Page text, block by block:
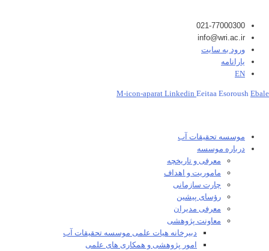
021-77000300
info@wri.ac.ir
ورود به سایت
یارانامه
EN
M-icon-aparat Linkedin Eeitaa Esoroush Ebale
موسسه تحقیقات آب
درباره موسسه
معرفی و تاریخچه
ماموریت و اهداف
چارت سازمانی
رؤسای پیشین
معرفی مدیران
معاونت پژوهشی
دبیرخانه هیات علمی موسسه تحقیقات آب
امور پژوهشی و همکاری های علمی